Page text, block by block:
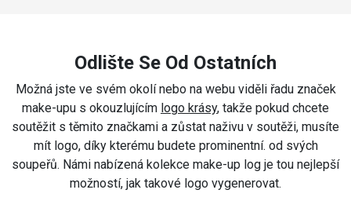
Odlište Se Od Ostatních
Možná jste ve svém okolí nebo na webu viděli řadu značek
make-upu s okouzlujícím logo krásy, takže pokud chcete
soutěžit s těmito značkami a zůstat naživu v soutěži, musíte
mít logo, díky kterému budete prominentní. od svých
soupeřů. Námi nabízená kolekce make-up log je tou nejlepší
možností, jak takové logo vygenerovat.